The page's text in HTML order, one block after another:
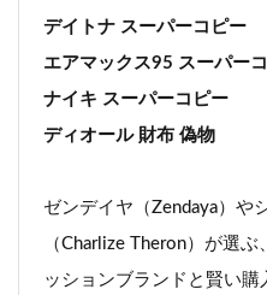
デイトナ スーパーコピー
エアマックス95 スーパー
ナイキ スーパーコピー
ディオール 財布 偽物
ゼンデイヤ（Zendaya）や
（Charlize Theron）が選
ッションブランドと賢い購